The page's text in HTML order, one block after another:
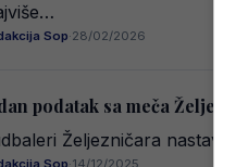
Sop·28/02/2026
podatak sa meča
Željezničara nastavili
Sop·14/12/2025